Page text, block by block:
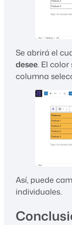
Se abrirá el
desee. El
columna
Así, puede
individuales.